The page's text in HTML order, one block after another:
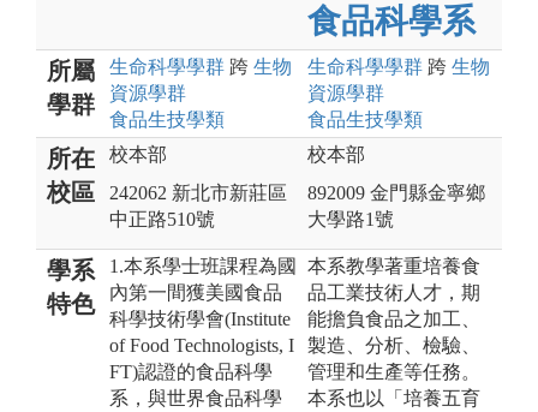
食品科學系
所屬
學群
生命科學學群 跨 生物
資源學群
食品生技學類
生命科學學群 跨 生物
資源學群
食品生技學類
所在
校區
校本部
242062 新北市新莊區
中正路510號
校本部
892009 金門縣金寧鄉
大學路1號
學系
特色
1.本系學士班課程為國
內第一間獲美國食品
科學技術學會(Institute
of Food Technologists, I
FT)認證的食品科學
系，與世界食品科學
本系教學著重培養食
品工業技術人才，期
能擔負食品之加工、
製造、分析、檢驗、
管理和生產等任務。
本系也以「培養五育